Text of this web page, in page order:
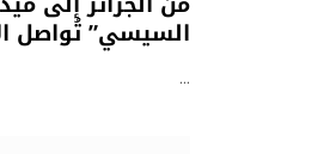
السيسي” تُواصل
…